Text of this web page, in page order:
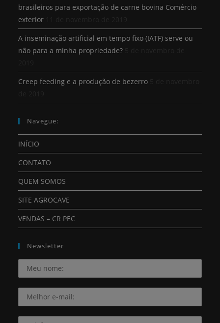
brasileiros para exportação de carne bovina Comércio
exterior
A inseminação artificial em tempo fixo (IATF) serve ou
não para a minha propriedade?
Creep feeding e a produção de bezerro
Navegue:
INÍCIO
CONTATO
QUEM SOMOS
SITE AGROCAVE
VENDAS – CR PEC
Newsletter